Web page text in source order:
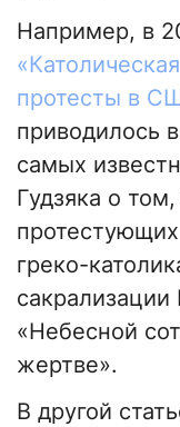
Например, в
протесты в
приводилось
самых
Гудзяка о
греко-
«Небесной
жертве».
В другой